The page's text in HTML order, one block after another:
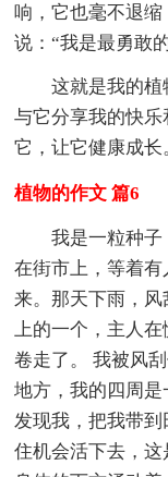
响，它也毫不退
说：“我是最勇敢
这就是我的植
与它分享我的快
它，让它健康成长
植物的作文 篇6
我是一粒种
在街市上，等着
来。那天下雨，
上的一个，主人
卷走了。 我被风
地方，我的四周
发现我，把我带
住机会活下去，